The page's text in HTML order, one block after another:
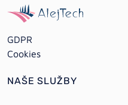
GDPR
Cookies
NAŠE SLUŽBY